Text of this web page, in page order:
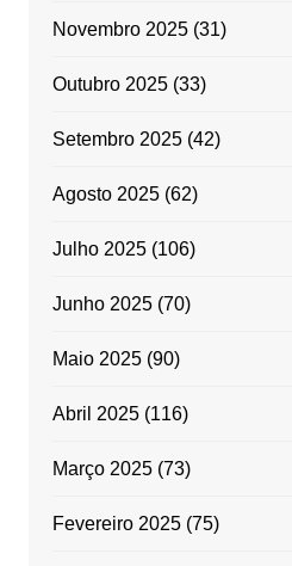
Novembro 2025(31)
Outubro 2025(33)
Setembro 2025(42)
Agosto 2025(62)
Julho 2025(106)
Junho 2025(70)
Maio 2025(90)
Abril 2025(116)
Março 2025(73)
Fevereiro 2025(75)